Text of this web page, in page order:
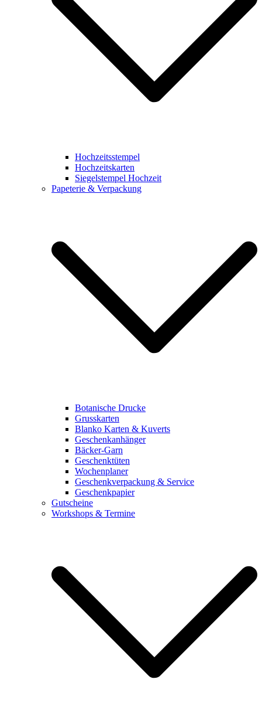
Hochzeitsstempel
Hochzeitskarten
Siegelstempel Hochzeit
Papeterie & Verpackung
Botanische Drucke
Grusskarten
Blanko Karten & Kuverts
Geschenkanhänger
Bäcker-Garn
Geschenktüten
Wochenplaner
Geschenkverpackung & Service
Geschenkpapier
Gutscheine
Workshops & Termine